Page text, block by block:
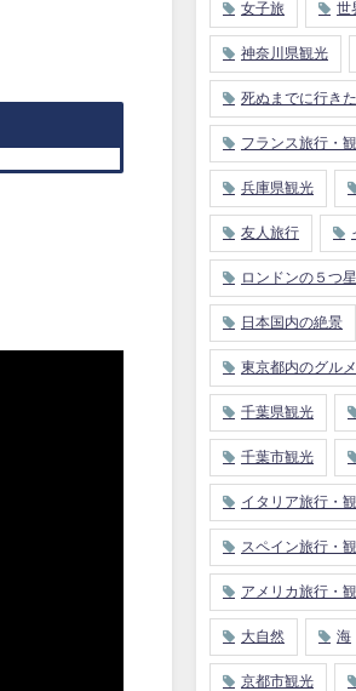
女子旅 世
神奈川県観光
死ぬまでに行き
フランス旅行・
兵庫県観光
友人旅行
ロンドンの５つ
日本国内の絶景
東京都内のグルメ
千葉県観光
千葉市観光
イタリア旅行・
スペイン旅行・
アメリカ旅行・
大自然 海
京都市観光